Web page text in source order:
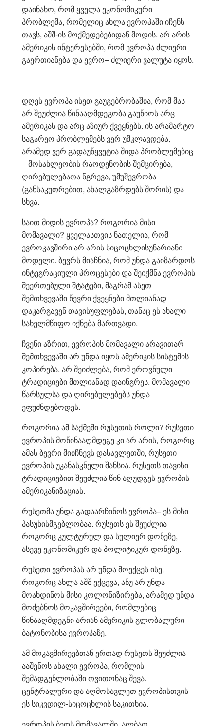
დაინახო, რომ ყველა ეკონომიკური
პრობლემა, რომელიც ახლა ევროპაში იჩენს
თავს, აშშ-ის მოქმედებებიდან მოდის. არ არის
ამერიკის ინტერესებში, რომ ევროპა ძლიერი
გაერთიანება და ევრო– ძლიერი ვალუტა იყოს.
დღეს ევროპა ისეთ გაუგებრობაშია, რომ მას
არ შეუძლია წინააღმდეგობა გაუწიოს არც
ამერიკას და არც აზიურ ქვეყნებს. ის არამარტო
საგარეო პრობლემებს ვერ უმკლავდება,
არამედ ვერ გადაუწყვეტია შიდა პრობლემებიც
_ მოსახლეობის რაოდენობის შემცირება,
ღირებულებათა ნგრევა, უმუშევრობა
(განსაკუთრებით, ახალგაზრდებს შორის) და
სხვა.
საით მიდის ევროპა? როგორია მისი
მომავალი? ყველასთვის ნათელია, რომ
ევროკავშირი არ არის სიცოცხლისუნარიანი
მოდელი. ბევრს მიაჩნია, რომ უნდა გაიზარდოს
ინტეგრაციული პროცესები და შეიქმნა ევროპის
შეერთებული შტატები, მაგრამ ასეთ
შემთხვევაში წევრი ქვეყნები მთლიანად
დაკარგავენ თავისუფლებას, თანაც ეს ახალი
სახელმწიფო იქნება მართვადი.
ჩვენი აზრით, ევროპის მომავალი არავითარ
შემთხვევაში არ უნდა იყოს ამერიკის სისტემის
კოპირება. არ შეიძლება, რომ ეროვნული
ტრადიციები მთლიანად დაინგრეს. მომავალი
წარსულსა და ღირებულებებს უნდა
ეფუძნდებოდეს.
როგორია ამ საქმეში რუსეთის როლი? რუსეთი
ევროპის მოწინააღმდეგე კი არ არის, როგორც
ამას ბევრი მიიჩნევს დასავლეთში, რუსეთი
ევროპის უკანასკნელი შანსია. რუსეთს თავისი
ტრადიციებით შეუძლია წინ აღუდგეს ევროპის
ამერიკანიზაციას.
რუსეთმა უნდა გადაარჩინოს ევროპა– ეს მისი
პასუხისმგებლობაა. რუსეთს ეს შეუძლია
როგორც კულტურულ და სულიერ დონეზე,
ასევე ეკონომიკურ და პოლიტიკურ დონეზე.
რუსეთი ევროპას არ უნდა მოექცეს ისე,
როგორც ახლა აშშ ექცევა, ანუ არ უნდა
მოახდინოს მისი კოლონიზირება, არამედ უნდა
მოძებნოს მოკავშირეები, რომლებიც
წინააღმდეგნი არიან ამერიკის გლობალური
ბატონობისა ევროპაზე.
ამ მოკავშირეებთან ერთად რუსეთს შეუძლია
ააშენოს ახალი ევროპა, რომლის
შემადგენლობაში თვითონაც შევა.
ცენტრალური და აღმოსავლეთ ევროპისთვის
ეს სიკვდილ-სიცოცხლის საკითხია.
ევროპის ბედს მომავალში, ალბათ,